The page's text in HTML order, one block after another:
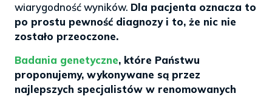
wiarygodność wyników. Dla pacjenta oznacza to
po prostu pewność diagnozy i to, że nic nie
zostało przeoczone.
Badania genetyczne, które Państwu
proponujemy, wykonywane są przez
najlepszych specjalistów w renomowanych